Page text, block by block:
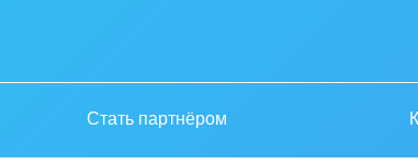
Стать партнёром